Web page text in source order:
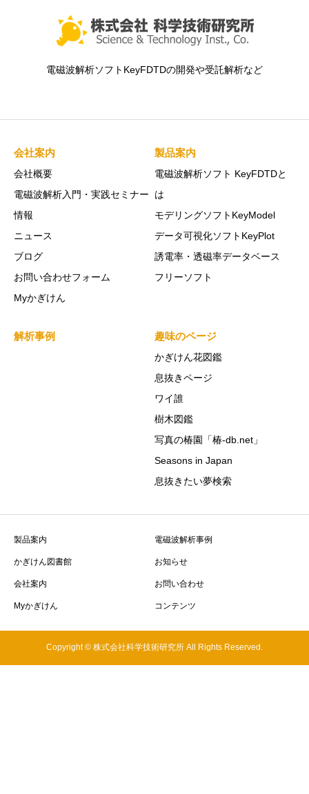
電磁波解析ソフトKeyFDTDの開発や受託解析など
会社案内
会社概要
電磁波解析入門・実践セミナー
情報
ニュース
ブログ
お問い合わせフォーム
Myかぎけん
製品案内
電磁波解析ソフト KeyFDTDと
は
モデリングソフトKeyModel
データ可視化ソフトKeyPlot
誘電率・透磁率データベース
フリーソフト
解析事例 趣味のページ
かぎけん花図鑑
息抜きページ
ワイ誰
樹木図鑑
写真の椿園「椿-db.net」
Seasons in Japan
息抜きたい夢検索
製品案内 電磁波解析事例
かぎけん図書館 お知らせ
会社案内 お問い合わせ
Myかぎけん コンテンツ
Copyright © 株式会社科学技術研究所 All Rights Reserved.